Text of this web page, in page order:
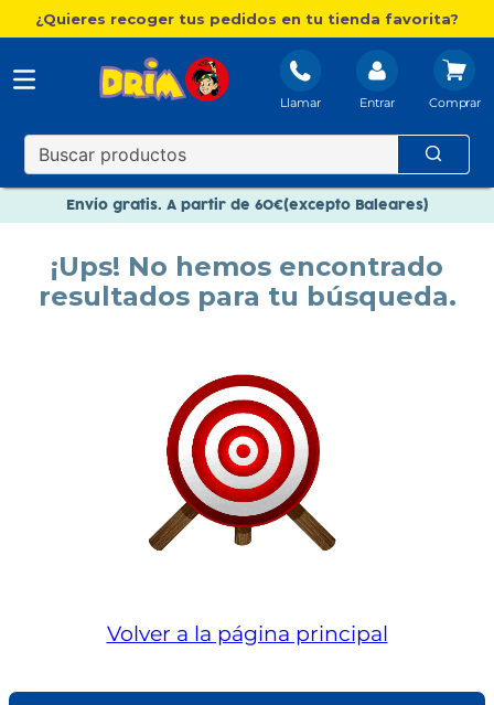
¿Quieres recoger tus pedidos en tu tienda favorita?
Llamar Entrar
Envío gratis. A partir de 60€(excepto Baleares)
Nuevo catálogo Aire Libre
Paga en 3 plazos sin intereses
¡Ups! No hemos encontrado
resultados para tu búsqueda.
Volver a la página principal